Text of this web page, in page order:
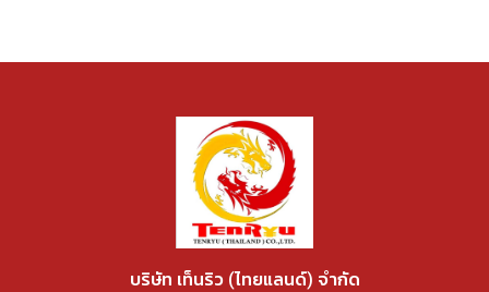
บริษัท เท็นริว (ไทยแลนด์) จำกัด